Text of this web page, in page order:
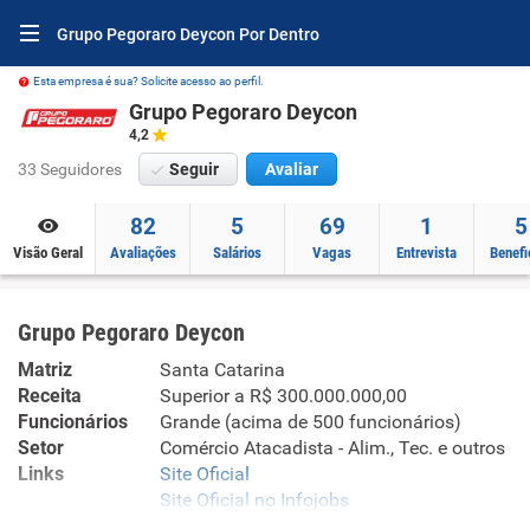
Grupo Pegoraro Deycon Por Dentro
Esta empresa é sua? Solicite acesso ao perfil.
Grupo Pegoraro Deycon
4,2
33 Seguidores Seguir Avaliar
Visão Geral
82
Avaliações
5
Salários
69
Vagas
1
Entrevista
5
Grupo Pegoraro Deycon
Matriz
Santa Catarina
Receita
Superior a R$ 300.000.000,00
Funcionários
Grande (acima de 500 funcionários)
Setor
Comércio Atacadista - Alim., Tec. e outros
Links
Site Oficial
Site Oficial no Infojobs